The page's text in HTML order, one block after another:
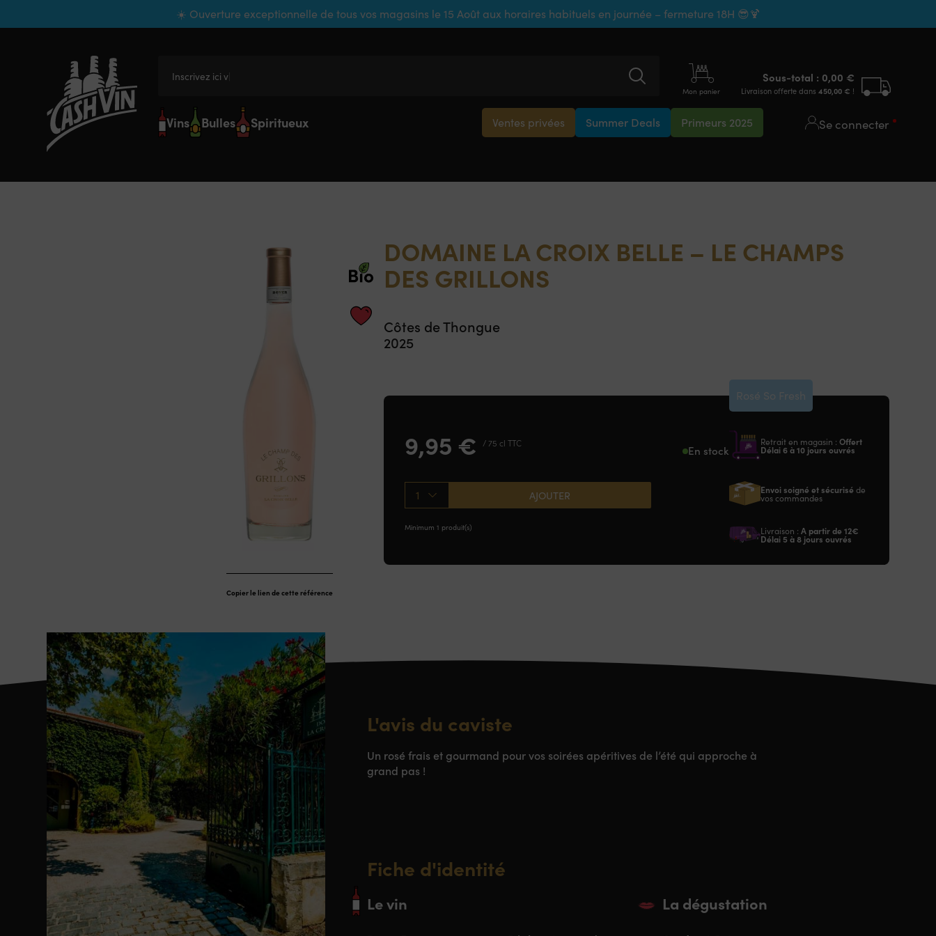
☀️ Ouverture exceptionnelle de tous vos magasins le 15 Août aux horaires habituels en journée – fermeture 18H 😎🍹
Inscrivez ici votre
Mon panier
Sous-total : 0,00 €
Livraison offerte dans 450,00 € !
Vins Bulles Spiritueux Ventes privées Summer Deals Primeurs 2025 Se connecter
Copier le lien de cette référence
DOMAINE LA CROIX BELLE – LE CHAMPS
DES GRILLONS
Côtes de Thongue
2025
9,95 € / 75 cl TTC En stock
1 AJOUTER
Minimum 1 produit(s)
Rosé So Fresh
Retrait en magasin : Offert
Délai 6 à 10 jours ouvrés
Envoi soigné et sécurisé de
vos commandes
Livraison : A partir de 12€
Délai 5 à 8 jours ouvrés
L'avis du caviste
Un rosé frais et gourmand pour vos soirées apéritives de l’été qui approche à
grand pas !
Fiche d'identité
Le vin La dégustation